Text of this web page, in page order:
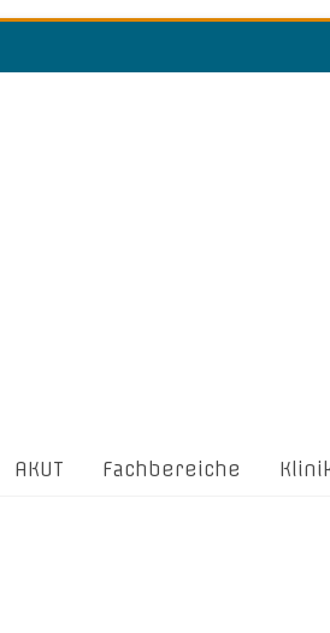
AKUT Fachbereiche